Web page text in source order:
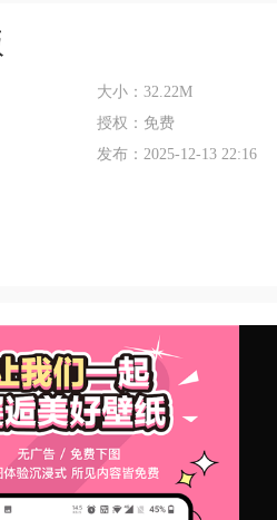
大小：32.22M
授权： 免费
发布：2025-12-13 22:16